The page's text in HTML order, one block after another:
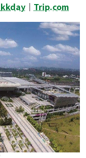
kkday ｜ Trip.com